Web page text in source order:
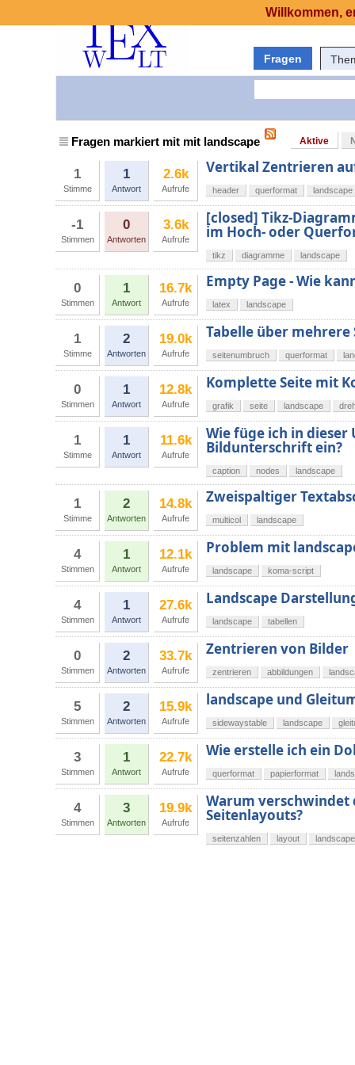
Fragen
Fragen markiert mit mit landscape Aktive
1
Stimme
1
Antwort
2.6k
Aufrufe
Vertikal Zentrieren
header querformat landscape
-1
Stimmen
0
Antworten
3.6k
Aufrufe
[closed] Tikz-
im Hoch- oder
tikz diagramme landscape
0
Stimmen
1
Antwort
16.7k
Aufrufe
Empty Page - Wie
latex landscape
1
Stimme
2
Antworten
19.0k
Aufrufe
Tabelle über
seitenumbruch querformat
0
Stimmen
1
Antwort
12.8k
Aufrufe
Komplette Seite mit
grafik seite landscape
1
Stimme
1
Antwort
11.6k
Aufrufe
Wie füge ich in
Bildunterschrift ein?
caption nodes landscape
1
Stimme
2
Antworten
14.8k
Aufrufe
Zweispaltiger
multicol landscape
4
Stimmen
1
Antwort
12.1k
Aufrufe
Problem mit
landscape koma-script
4
Stimmen
1
Antwort
27.6k
Aufrufe
Landscape
landscape tabellen
0
Stimmen
2
Antworten
33.7k
Aufrufe
Zentrieren von Bilder
zentrieren abbildungen
5
Stimmen
2
Antworten
15.9k
Aufrufe
landscape und
sidewaystable landscape
3
Stimmen
1
Antwort
22.7k
Aufrufe
Wie erstelle ich ein
querformat papierformat
4
Stimmen
3
Antworten
19.9k
Aufrufe
Warum verschwindet
Seitenlayouts?
seitenzahlen layout landscape
Willkommen,